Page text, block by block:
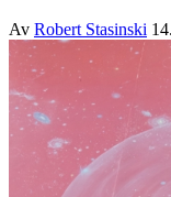
Av Robert Stasinski